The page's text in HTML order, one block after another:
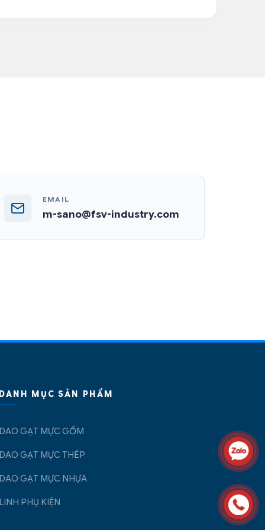
EMAIL
m-sano@fsv-industry.com
MỤC SẢN PHẨM
GẠT MỰC GỐM
GẠT MỰC THÉP
GẠT MỰC NHỰA
PHỤ KIỆN